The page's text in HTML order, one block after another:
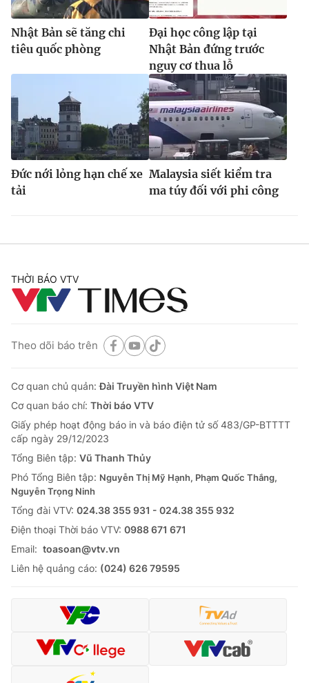
Nhật Bản sẽ tăng chi
tiêu quốc phòng
Đại học công lập tại
Nhật Bản đứng trước
nguy cơ thua lỗ
Đức nới lỏng hạn chế xe
tải
Malaysia siết kiểm tra
ma túy đối với phi công
THỜI BÁO VTV
Theo dõi báo trên
Cơ quan chủ quản:Đài Truyền hình Việt Nam
Cơ quan báo chí: Thời báo VTV
Giấy phép hoạt động báo in và báo điện tử số 483/GP-BTTTT
cấp ngày 29/12/2023
Tổng Biên tập: Vũ Thanh Thủy
Phó Tổng Biên tập: Nguyễn Thị Mỹ Hạnh, Phạm Quốc Thắng,
Nguyễn Trọng Ninh
Tổng đài VTV: 024.38 355 931 - 024.38 355 932
Ðiện thoại Thời báo VTV: 0988 671 671
Email: toasoan@vtv.vn
Liên hệ quảng cáo: (024) 626 79595